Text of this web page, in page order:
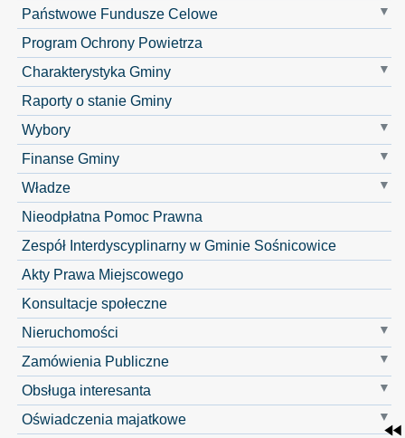
Państwowe Fundusze Celowe
Program Ochrony Powietrza
Charakterystyka Gminy
Raporty o stanie Gminy
Wybory
Finanse Gminy
Władze
Nieodpłatna Pomoc Prawna
Zespół Interdyscyplinarny w Gminie Sośnicowice
Akty Prawa Miejscowego
Konsultacje społeczne
Nieruchomości
Zamówienia Publiczne
Obsługa interesanta
Oświadczenia majatkowe